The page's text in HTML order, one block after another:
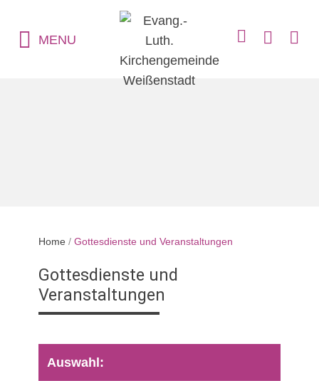
MENU
Home / Gottesdienste und Veranstaltungen
Gottesdienste und
Veranstaltungen
Auswahl: